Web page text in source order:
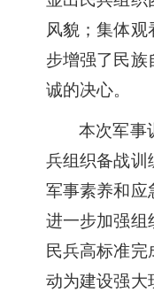
风貌；集体观
步增强了民族
诚的决心。
本次军事
兵组织备战训
军事素养和应
进一步加强组
民兵高标准
动为建设强大